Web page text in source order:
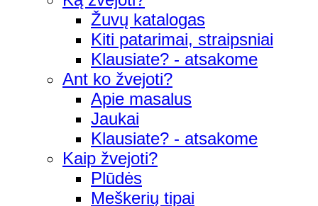
Žuvų katalogas
Kiti patarimai, straipsniai
Klausiate? - atsakome
Ant ko žvejoti?
Apie masalus
Jaukai
Klausiate? - atsakome
Kaip žvejoti?
Plūdės
Meškerių tipai